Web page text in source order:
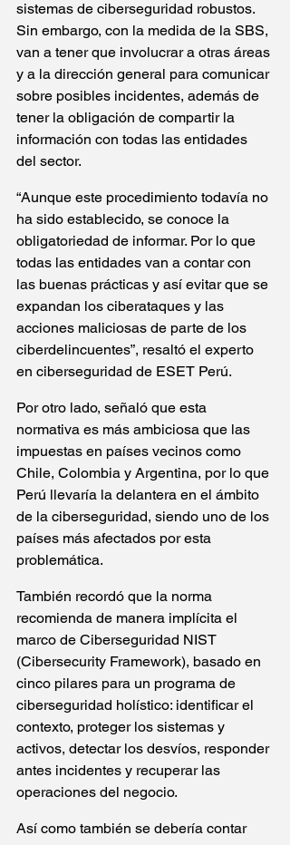
sistemas de ciberseguridad robustos.
Sin embargo, con la medida de la SBS,
van a tener que involucrar a otras áreas
y a la dirección general para comunicar
sobre posibles incidentes, además de
tener la obligación de compartir la
información con todas las entidades
del sector.
“Aunque este procedimiento todavía no
ha sido establecido, se conoce la
obligatoriedad de informar. Por lo que
todas las entidades van a contar con
las buenas prácticas y así evitar que se
expandan los ciberataques y las
acciones maliciosas de parte de los
ciberdelincuentes”, resaltó el experto
en ciberseguridad de ESET Perú.
Por otro lado, señaló que esta
normativa es más ambiciosa que las
impuestas en países vecinos como
Chile, Colombia y Argentina, por lo que
Perú llevaría la delantera en el ámbito
de la ciberseguridad, siendo uno de los
países más afectados por esta
problemática.
También recordó que la norma
recomienda de manera implícita el
marco de Ciberseguridad NIST
(Cibersecurity Framework), basado en
cinco pilares para un programa de
ciberseguridad holístico: identificar el
contexto, proteger los sistemas y
activos, detectar los desvíos, responder
antes incidentes y recuperar las
operaciones del negocio.
Así como también se debería contar